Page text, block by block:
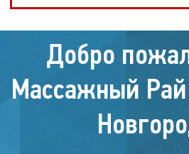
Скидка!
25 %
Добро
Массажный